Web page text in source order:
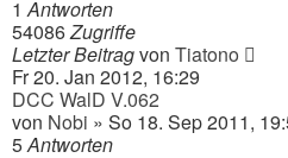
1Antworten
54086Zugriffe
Letzter Beitragvon Tiatono
Fr 20. Jan 2012, 16:29
DCC WalD V.062
von Nobi » So 18. Sep 2011,
5Antworten